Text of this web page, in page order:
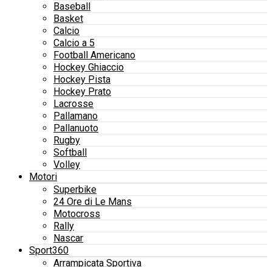
Baseball
Basket
Calcio
Calcio a 5
Football Americano
Hockey Ghiaccio
Hockey Pista
Hockey Prato
Lacrosse
Pallamano
Pallanuoto
Rugby
Softball
Volley
Motori
Superbike
24 Ore di Le Mans
Motocross
Rally
Nascar
Sport360
Arrampicata Sportiva